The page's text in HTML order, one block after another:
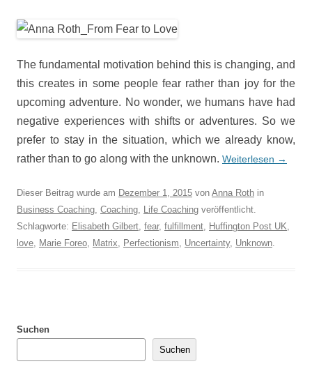
The fundamental motivation behind this is changing, and
this creates in some people fear rather than joy for the
upcoming adventure. No wonder, we humans have had
negative experiences with shifts or adventures. So we
prefer to stay in the situation, which we already know,
rather than to go along with the unknown. Weiterlesen →
Dieser Beitrag wurde am Dezember 1, 2015 von Anna Roth in
Business Coaching, Coaching, Life Coaching veröffentlicht.
Schlagworte: Elisabeth Gilbert, fear, fulfillment, Huffington Post UK,
love, Marie Foreo, Matrix, Perfectionism, Uncertainty, Unknown.
Suchen
Suchen